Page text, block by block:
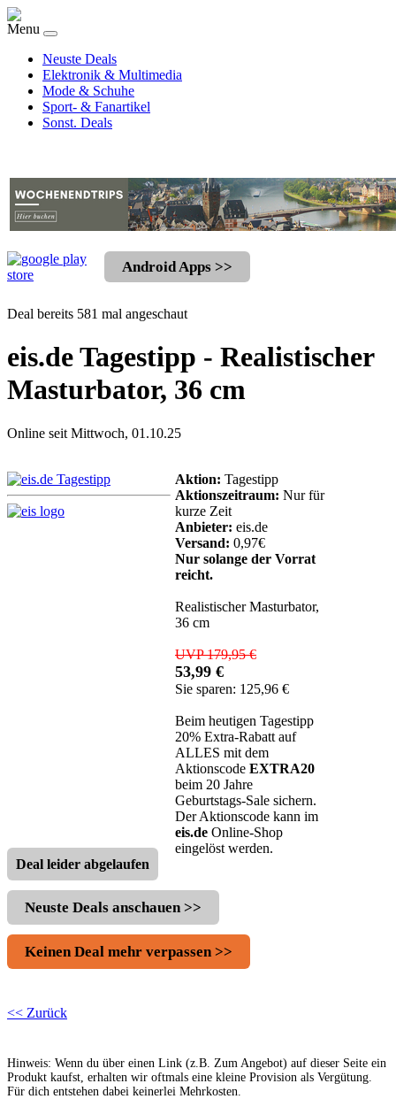
Menu
Neuste Deals
Elektronik & Multimedia
Mode & Schuhe
Sport- & Fanartikel
Sonst. Deals
Android Apps >>
Deal bereits 581 mal angeschaut
eis.de Tagestipp - Realistischer
Masturbator, 36 cm
Online seit Mittwoch, 01.10.25
Aktion: Tagestipp
Aktionszeitraum: Nur für
kurze Zeit
Anbieter: eis.de
Versand: 0,97€
Nur solange der Vorrat
reicht.
Realistischer Masturbator,
36 cm
UVP 179,95 €
53,99 €
Sie sparen: 125,96 €
Beim heutigen Tagestipp
20% Extra-Rabatt auf
ALLES mit dem
Aktionscode EXTRA20
beim 20 Jahre
Geburtstags-Sale sichern.
Der Aktionscode kann im
eis.de Online-Shop
eingelöst werden.
Deal leider abgelaufen
Neuste Deals anschauen >>
Keinen Deal mehr verpassen >>
<< Zurück
Hinweis: Wenn du über einen Link (z.B. Zum Angebot) auf dieser Seite ein
Produkt kaufst, erhalten wir oftmals eine kleine Provision als Vergütung.
Für dich entstehen dabei keinerlei Mehrkosten.